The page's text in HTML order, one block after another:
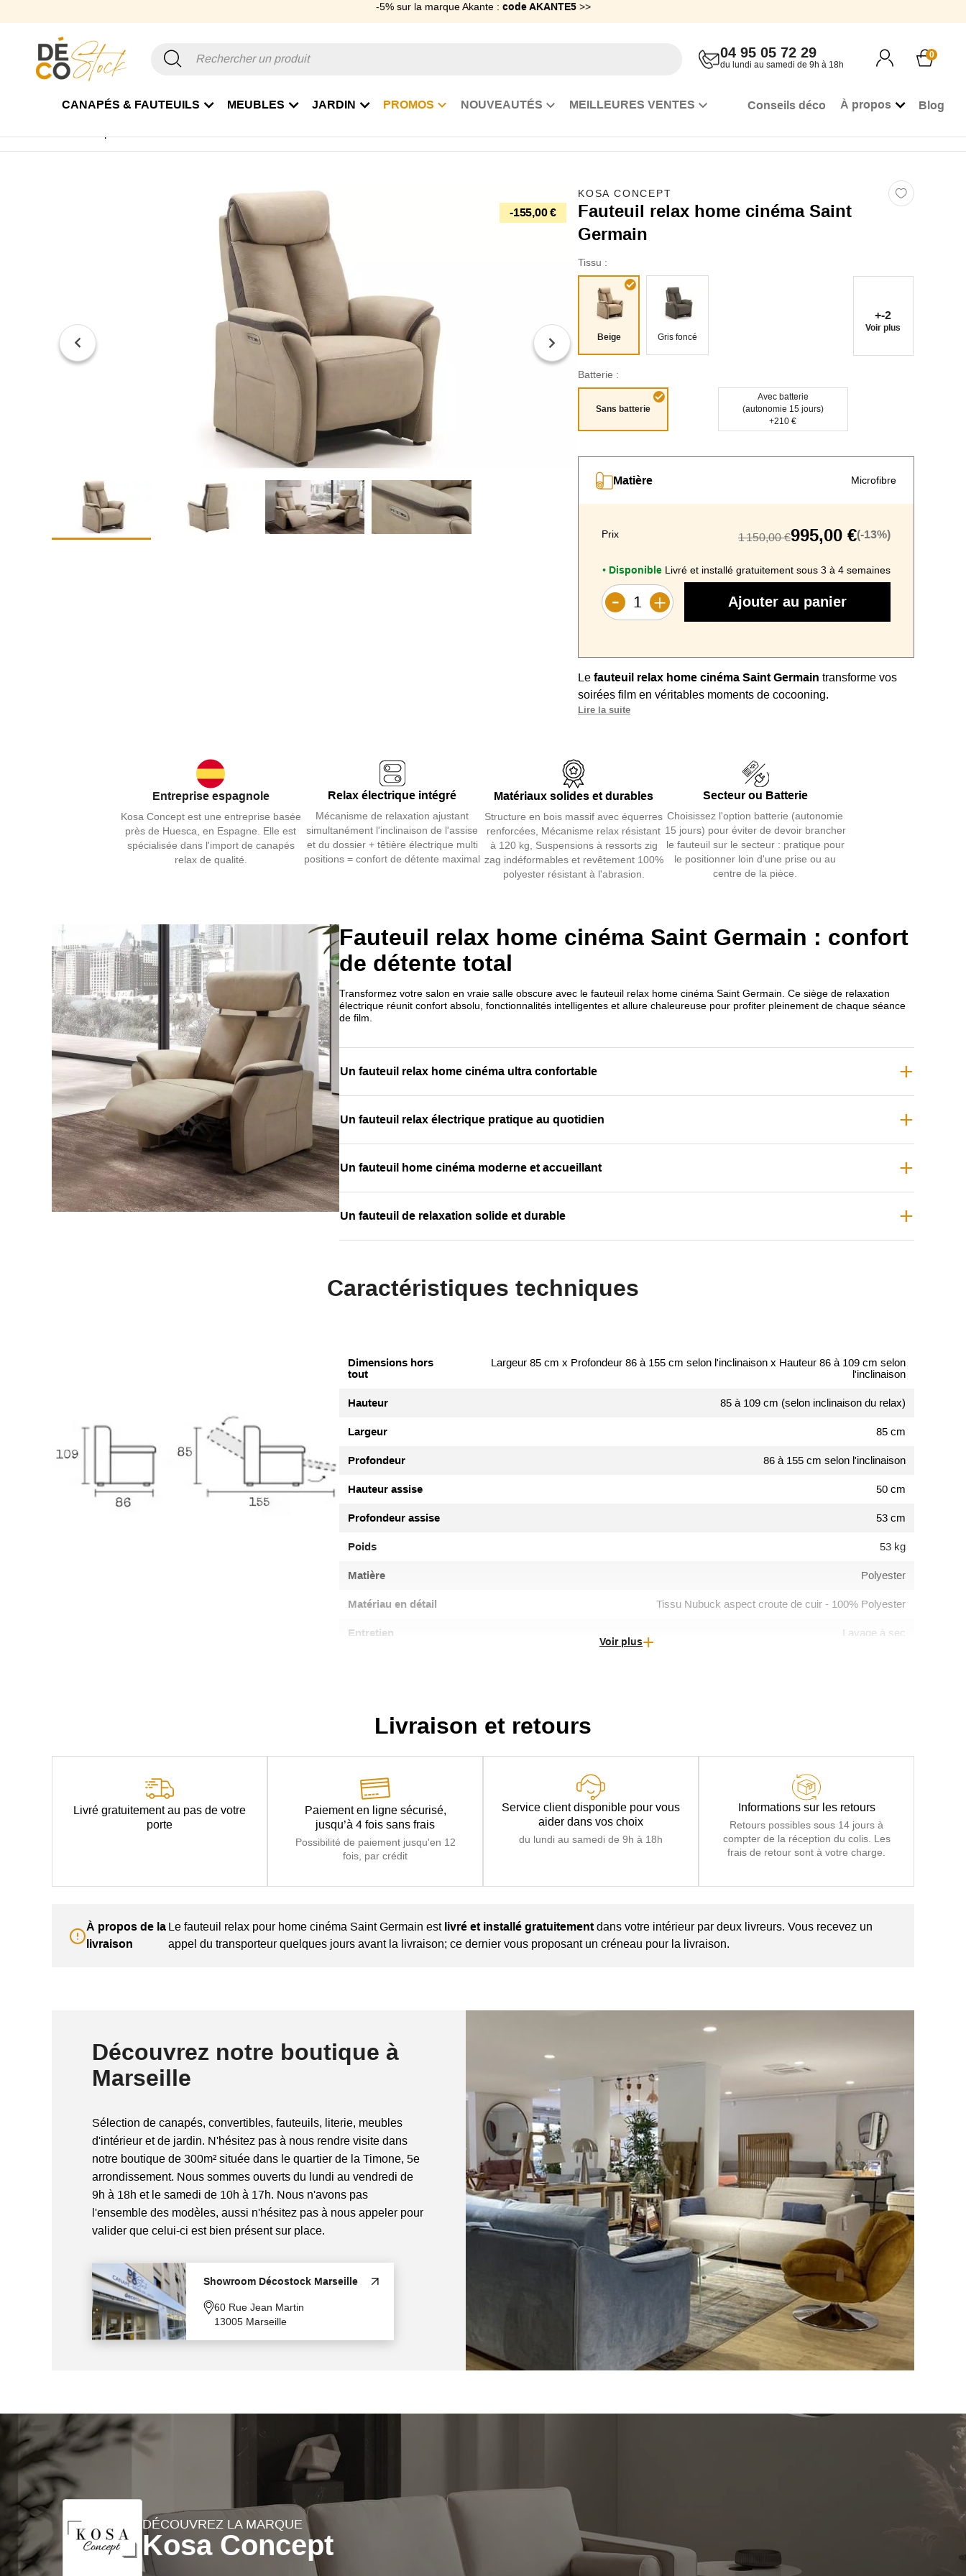
-5% sur la marque Akante : code AKANTE5>>
CANAPÉS & FAUTEUILS MEUBLES JARDIN PROMOS NOUVEAUTÉS MEILLEURES VENTES Conseils déco À propos Blog
04 95 05 72 29
du lundi au samedi de 9h à 18h
0
-155,00 €
KOSA CONCEPT
Fauteuil relax home cinéma Saint
Germain
Tissu :
Beige Gris foncé
+-2
Voir plus
Batterie :
Sans batterie
Avec batterie
(autonomie 15 jours)
+210 €
Matière Microfibre
Prix 1 150,00 €995,00 €(-13%)
•Disponible Livré et installé gratuitement sous 3 à 4 semaines
Ajouter au panier
Le fauteuil relax home cinéma Saint Germain transforme vos
soirées film en véritables moments de cocooning.
L’
et mousse 28 kg/m³ offre un
confort souple qui dure dans le temps.
Ports USB, commandes latérales et batterie en option simplifient
l’usage au quotidien.
Son design bicolore
en microfibre aspect croûte de cuir, décliné
Nobuck résistant assurent une grande longévité.
Lire la suite
Entreprise espagnole
Kosa Concept est une entreprise basée
près de Huesca, en Espagne. Elle est
spécialisée dans l'import de canapés
relax de qualité.
Relax électrique intégré
Mécanisme de relaxation ajustant
simultanément l'inclinaison de l'assise
et du dossier + têtière électrique multi
positions = confort de détente maximal
Matériaux solides et durables
Structure en bois massif avec équerres
renforcées, Mécanisme relax résistant
à 120 kg, Suspensions à ressorts zig
zag indéformables et revêtement 100%
polyester résistant à l'abrasion.
Secteur ou Batterie
Choisissez l'option batterie (autonomie
15 jours) pour éviter de devoir brancher
le fauteuil sur le secteur : pratique pour
le positionner loin d'une prise ou au
centre de la pièce.
Fauteuil relax home cinéma Saint Germain : confort
de détente total
Transformez votre salon en vraie salle obscure avec le fauteuil relax home cinéma Saint Germain. Ce siège de relaxation
électrique réunit confort absolu, fonctionnalités intelligentes et allure chaleureuse pour profiter pleinement de chaque séance
de film.
Un fauteuil relax home cinéma ultra confortable
Un fauteuil relax électrique pratique au quotidien
Un fauteuil home cinéma moderne et accueillant
Un fauteuil de relaxation solide et durable
Caractéristiques techniques
Dimensions hors
tout
Largeur 85 cm x Profondeur 86 à 155 cm selon l'inclinaison x Hauteur 86 à 109 cm selon
l'inclinaison
Hauteur 85 à 109 cm (selon inclinaison du relax)
Largeur 85 cm
Profondeur 86 à 155 cm selon l'inclinaison
Hauteur assise 50 cm
Profondeur assise 53 cm
Poids 53 kg
Matière Polyester
Matériau en détail Tissu Nubuck aspect croute de cuir - 100% Polyester
Entretien Lavage à sec
Suspensions Ressorts métalliques Zig-zag et sangles dans le dossier et les assises
Assise
sur la position souhaitée, Ressorts ensachés recouverts de mousse polyuréthane densité 28 kg/m3
Coussin(s)
Dossier
Têtières multipositions réglables électriquement par bouton, Mousse polyuréthane densité 28
Rembourrage Accoudoirs Mousse polyuréthane densité 28 kg/m3
Garantie 2 ans
Particularité
Système électrique incorporé grâce à un bouton latéral pour ouverture et inclinaison, Connexions USB
Nombre colis
Voir plus
Livraison et retours
Livré gratuitement au pas de votre
porte
Paiement en ligne sécurisé,
jusqu’à 4 fois sans frais
Possibilité de paiement jusqu'en 12
fois, par crédit
Service client disponible pour vous
aider dans vos choix
du lundi au samedi de 9h à 18h
Informations sur les retours
Retours possibles sous 14 jours à
compter de la réception du colis. Les
frais de retour sont à votre charge.
À propos de la
livraison
Le fauteuil relax pour home cinéma Saint Germain est livré et installé gratuitementdans votre intérieur par deux livreurs. Vous recevez un
appel du transporteur quelques jours avant la livraison; ce dernier vous proposant un créneau pour la livraison.
Découvrez notre boutique à
Marseille
Sélection de canapés, convertibles, fauteuils, literie, meubles
d'intérieur et de jardin. N'hésitez pas à nous rendre visite dans
notre boutique de 300m² située dans le quartier de la Timone, 5e
arrondissement. Nous sommes ouverts du lundi au vendredi de
9h à 18h et le samedi de 10h à 17h. Nous n'avons pas
l'ensemble des modèles, aussi n'hésitez pas à nous appeler pour
valider que celui-ci est bien présent sur place.
Showroom Décostock Marseille
60 Rue Jean Martin
13005 Marseille
DÉCOUVREZ LA MARQUE
Kosa Concept